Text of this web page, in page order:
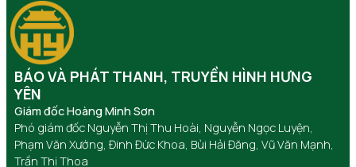
BÁO VÀ PHÁT THANH, TRUYỀN HÌNH HƯNG
YÊN
Giám đốc Hoàng Minh Sơn
Phó giám đốc Nguyễn Thị Thu Hoài, Nguyễn Ngọc Luyện,
Phạm Văn Xướng, Đinh Đức Khoa, Bùi Hải Đăng, Vũ Văn Mạnh,
Trần Thị Thoa